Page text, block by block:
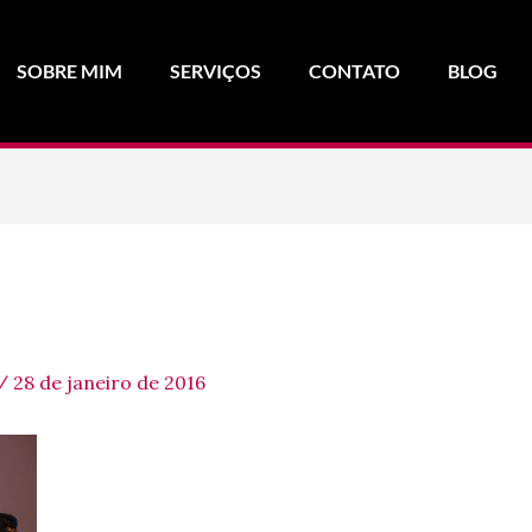
SOBRE MIM SERVIÇOS CONTATO BLOG
/ 28 de janeiro de 2016